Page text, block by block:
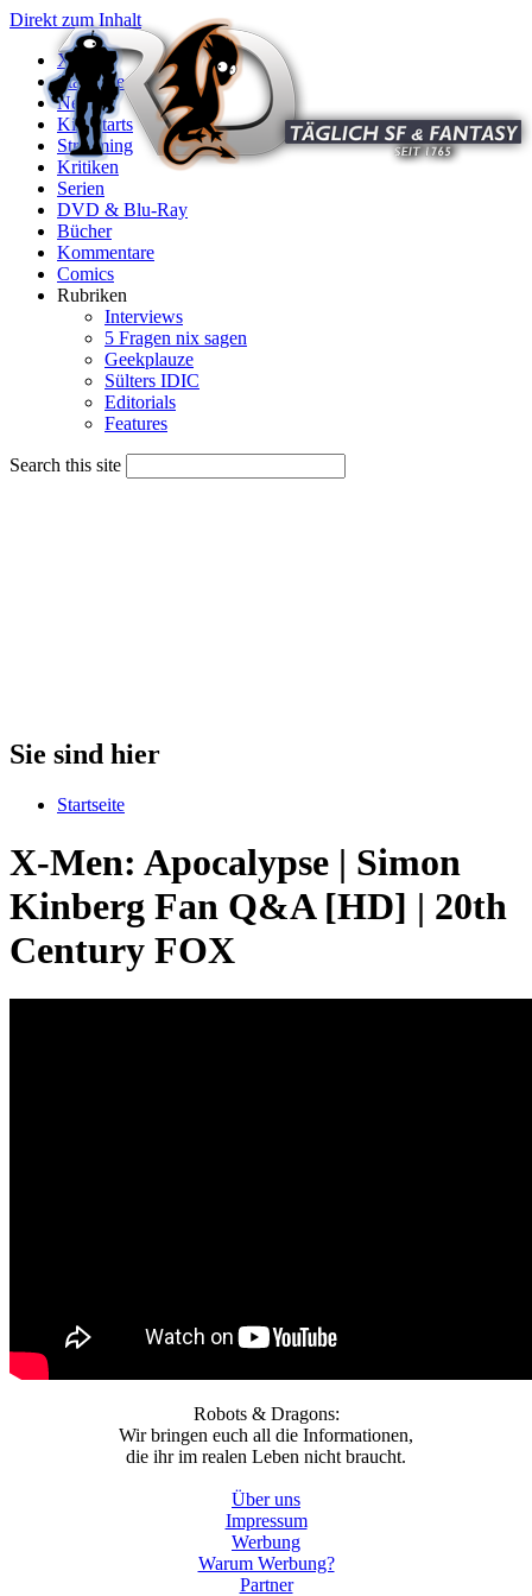
Direkt zum Inhalt
X
Startseite
News
Kinostarts
Streaming
Kritiken
Serien
DVD & Blu-Ray
Bücher
Kommentare
Comics
Rubriken
Interviews
5 Fragen nix sagen
Geekplauze
Sülters IDIC
Editorials
Features
Search this site
Sie sind hier
Startseite
X-Men: Apocalypse | Simon
Kinberg Fan Q&A [HD] | 20th
Century FOX
Robots & Dragons:
Wir bringen euch all die Informationen,
die ihr im realen Leben nicht braucht.
Über uns
Impressum
Werbung
Warum Werbung?
Partner